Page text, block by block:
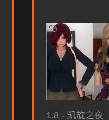
1.8 - 凯旋之夜